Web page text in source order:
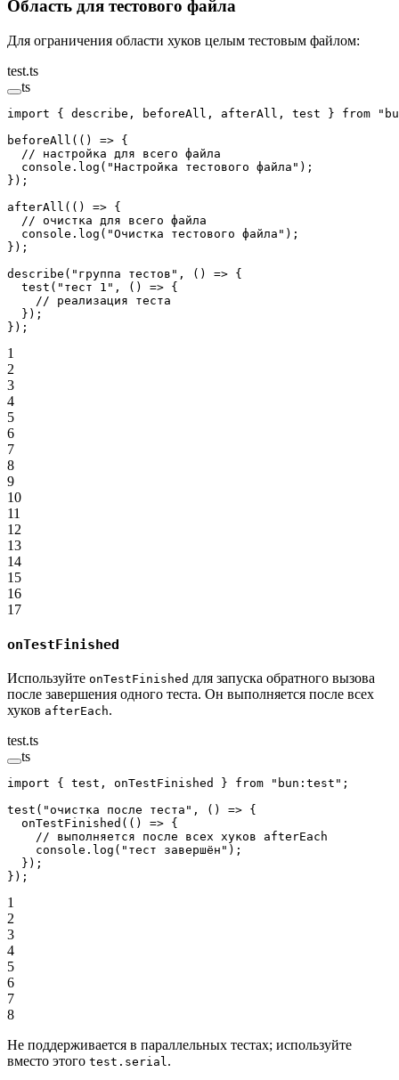
Область для тестового файла
Для ограничения области хуков целым тестовым файлом:
test.ts
ts
import { describe, beforeAll, afterAll, test } from
beforeAll (() => {
  // настройка для всего файла
  console.
log ( "Настройка тестового файла" );
});
afterAll (() => {
  // очистка для всего файла
  console.
log ( "Очистка тестового файла" );
});
describe ( "группа тестов" , () => {
  test
( "тест 1" , () => {
    // реализация теста
  });
});
1
2
3
4
5
6
7
8
9
10
11
12
13
14
15
16
17
onTestFinished
Используйте onTestFinished для запуска обратного вызова
после завершения одного теста. Он выполняется после всех
хуков afterEach.
test.ts
ts
import { test, onTestFinished } from "bun:test" ;
test ( "очистка после теста" , () => {
  onTestFinished
(() => {
    // выполняется после всех хуков afterEach
    console.
log ( "тест завершён" );
  });
});
1
2
3
4
5
6
7
8
Не поддерживается в параллельных тестах; используйте
вместо этого test.serial.